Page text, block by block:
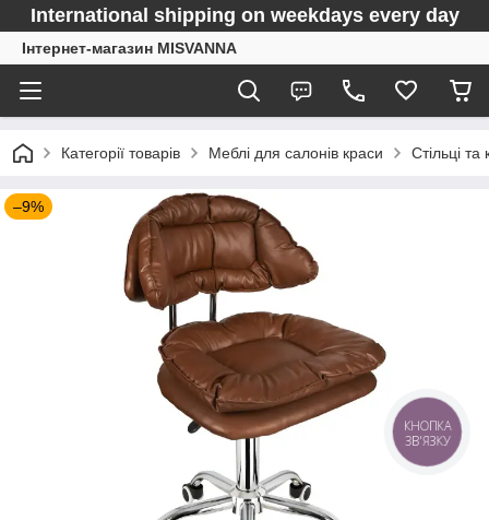
International shipping on weekdays every day
Інтернет-магазин MISVANNA
Категорії товарів Меблі для салонів краси Стільці та
–9%
КНОПКА
ЗВ'ЯЗКУ